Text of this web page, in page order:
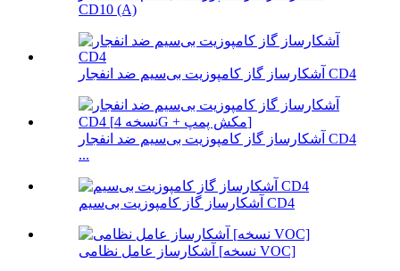
CD10 (A)
آشکارساز گاز کامپوزیت بی‌سیم ضد انفجار CD4
آشکارساز گاز کامپوزیت بی‌سیم ضد انفجار CD4
...
آشکارساز گاز کامپوزیت بی‌سیم CD4
آشکارساز عامل نظامی [نسخه VOC]